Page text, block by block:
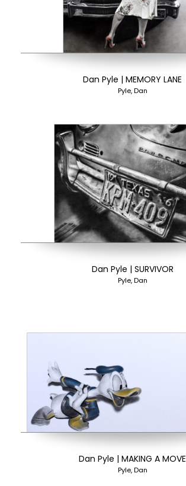
Dan Pyle | MEMORY LANE
Pyle, Dan
Dan Pyle | SURVIVOR
Pyle, Dan
Dan Pyle | MAKING A MOVE
Pyle, Dan